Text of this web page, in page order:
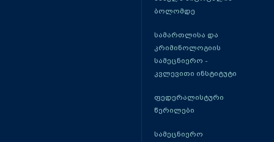
ბოლომდე
სამართლისა და
კრიმინოლოგიის
სამეცნიერო -
კვლევითი ინსტიტუტი
ფედერალისტური
წერილები
სამეცნიერო